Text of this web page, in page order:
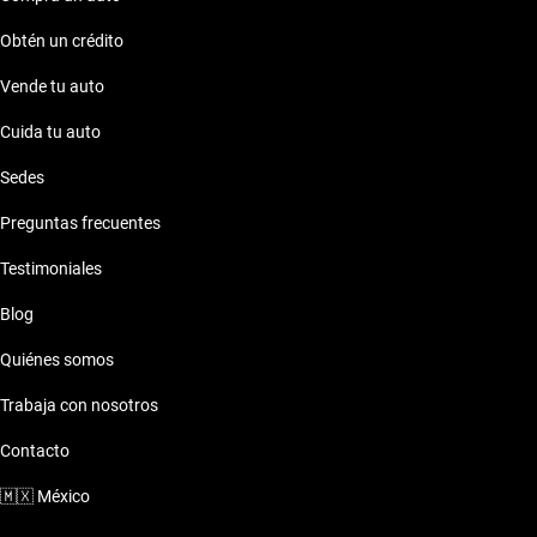
Obtén un crédito
Vende tu auto
Cuida tu auto
Sedes
Preguntas frecuentes
Testimoniales
Blog
Quiénes somos
Trabaja con nosotros
Contacto
🇲🇽 México